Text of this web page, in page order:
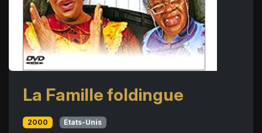
La Famille foldingue
2000 États-Unis